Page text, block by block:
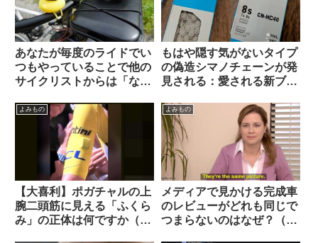
あなたが毎度のライドでい
つもやっていることで他の
サイクリストからは「なん
うなことを教えて下さい
【みんな違ってみんない
もはや隠す気がないタイプ
の偽造シマノチェーンが発
見される：愛される新ブラ
よみもの
【大喜利】ポガチャルの上
腕二頭筋に見える「ふくら
み」の正体は何ですか（海
よみもの
メディアで見かける完成車
のレビューがどれも同じで
つまらないのはなぜ？（海